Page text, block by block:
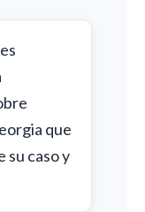
que
su caso y